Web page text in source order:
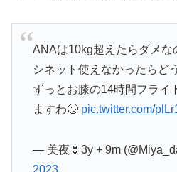
ANAは10kg超えたらダメな
シネット使えなかったらど
ずっとお膝の14時間フライ
ますわ🙄 pic.twitter.com/
— 美夜🌷3y + 9m
2023